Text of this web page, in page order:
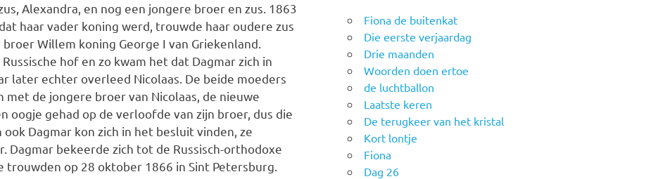
Alexandra, en nog een jongere broer en zus. 1863
haar vader koning werd, trouwde haar oudere zus
Willem koning George I van Griekenland.
hof en zo kwam het dat Dagmar zich in
later echter overleed Nicolaas. De beide moeders
de jongere broer van Nicolaas, de nieuwe
oogje gehad op de verloofde van zijn broer, dus die
Dagmar kon zich in het besluit vinden, ze
bekeerde zich tot de Russisch-orthodoxe
trouwden op 28 oktober 1866 in Sint Petersburg.
Fiona de buitenkat
Die eerste verjaardag
Drie maanden
Woorden doen ertoe
de luchtballon
Laatste keren
De terugkeer van het kristal
Kort lontje
Fiona
Dag 26